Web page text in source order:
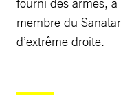
membre du
d’extrême droite.